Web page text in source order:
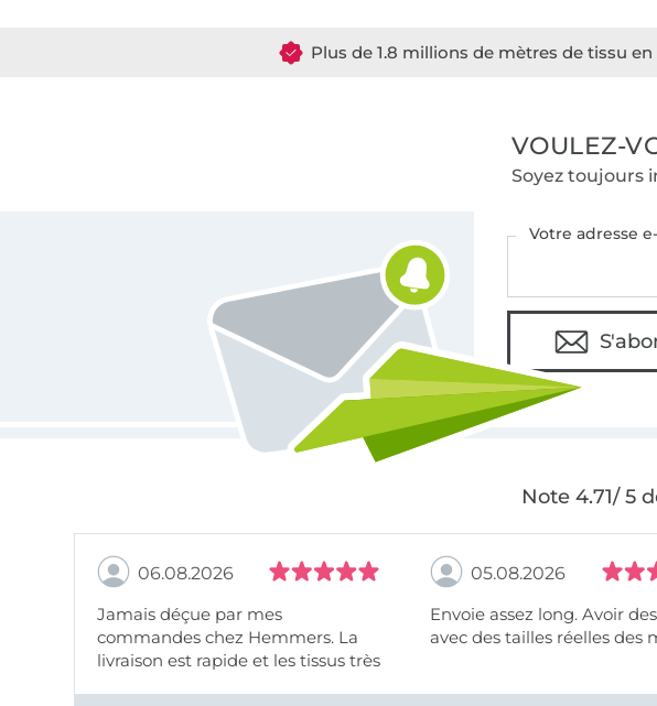
Plus de 1.8 millions de mètres de tissu
VOULEZ-
Soyez toujours
Votre adresse
Note 4.71/ 5
06.08.2026
Jamais déçue par mes
commandes chez Hemmers. La
livraison est rapide et les tissus très
05.08.2026
Envoie assez long. Avoir
avec des tailles réelles des